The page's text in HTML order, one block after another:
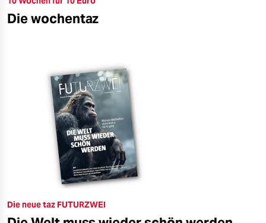
Die wochentaz
Die neue taz FUTURZWEI